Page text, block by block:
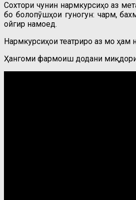
Сохтори чунин нармкурсиҳо аз
бо болопӯшҳои гуногун: чарм,
ҷойгир намоед.
Нармкурсиҳои театриро аз мо ҳам
Ҳангоми фармоиш додани миқдори